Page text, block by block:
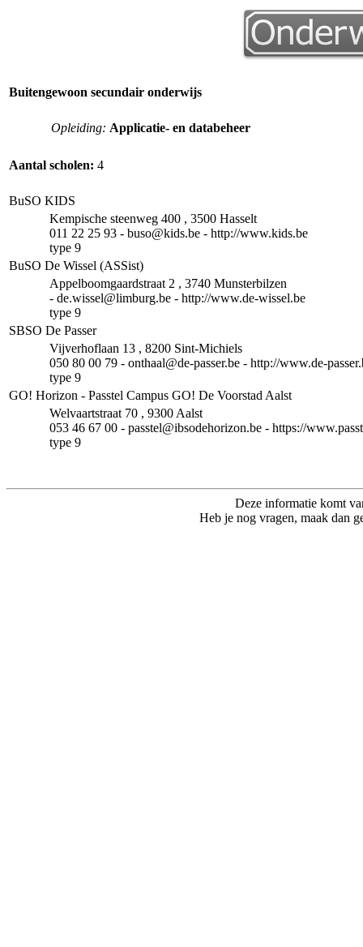
Buitengewoon secundair onderwijs
Opleiding: Applicatie- en databeheer
Aantal scholen: 4
BuSO KIDS
Kempische steenweg 400 , 3500 Hasselt
011 22 25 93 - buso@kids.be - http://www.kids.be
type 9
BuSO De Wissel (ASSist)
Appelboomgaardstraat 2 , 3740 Munsterbilzen
- de.wissel@limburg.be - http://www.de-wissel.be
type 9
SBSO De Passer
Vijverhoflaan 13 , 8200 Sint-Michiels
050 80 00 79 - onthaal@de-passer.be - http://www.de-
type 9
GO! Horizon - Passtel Campus GO! De Voorstad Aalst
Welvaartstraat 70 , 9300 Aalst
053 46 67 00 - passtel@ibsodehorizon.be - https://
type 9
Deze informatie komt
Heb je nog vragen, maak dan